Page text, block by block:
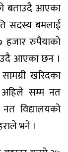
बताउदै आएका
सदस्य बमलाई
रुपैयाको
आएका छन ।
खरिदका
सम्म नत
विद्यालयको
भने ।